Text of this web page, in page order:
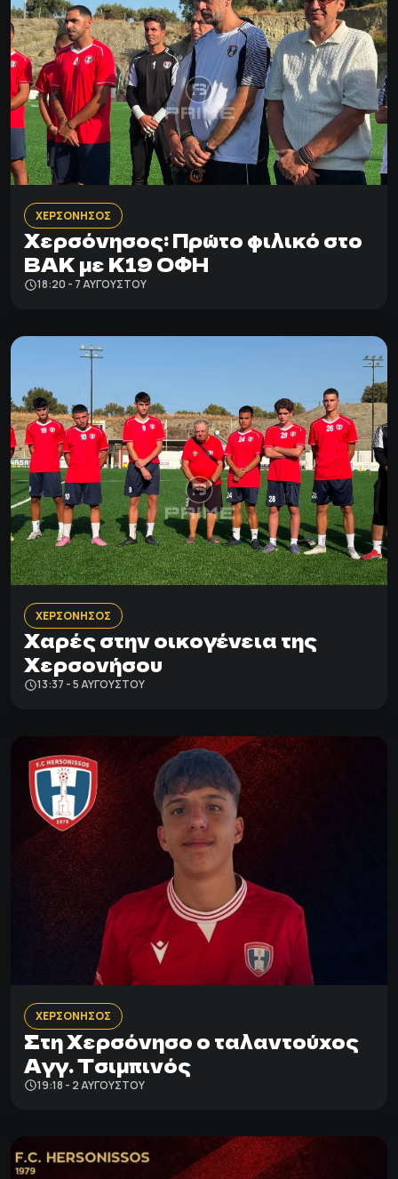
ΧΕΡΣΟΝΗΣΟΣ
Χερσόνησος: Πρώτο φιλικό στο
ΒΑΚ με Κ19 ΟΦΗ
18:20 - 7 ΑΥΓΟΎΣΤΟΥ
ΧΕΡΣΟΝΗΣΟΣ
Χαρές στην οικογένεια της
Χερσονήσου
13:37 - 5 ΑΥΓΟΎΣΤΟΥ
ΧΕΡΣΟΝΗΣΟΣ
Στη Χερσόνησο ο ταλαντούχος
Αγγ. Τσιμπινός
19:18 - 2 ΑΥΓΟΎΣΤΟΥ